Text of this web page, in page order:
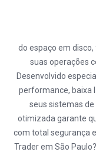
do espaço em
suas operações
Desenvolvido
performance, baixa
seus sistemas
otimizada garante
com total segurança
Trader em São